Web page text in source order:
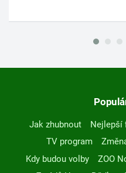
Jak zhubnout Nejlepší
TV program
Kdy budou volby
ZOO